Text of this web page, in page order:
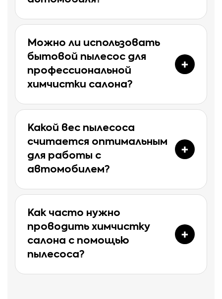
Можно ли использовать
бытовой пылесос для
профессиональной
химчистки салона?
Какой вес пылесоса
считается оптимальным
для работы с
автомобилем?
Как часто нужно
проводить химчистку
салона с помощью
пылесоса?